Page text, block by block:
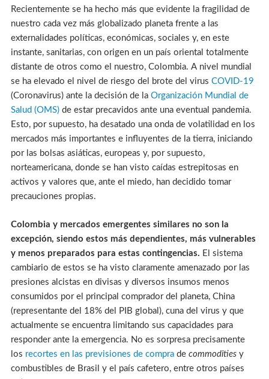
Recientemente se ha hecho más que evidente la fragilidad de
nuestro cada vez más globalizado planeta frente a las
externalidades políticas, económicas, sociales y, en este
instante, sanitarias, con origen en un país oriental totalmente
distante de otros como el nuestro, Colombia. A nivel mundial
se ha elevado el nivel de riesgo del brote del virus COVID-19
(Coronavirus) ante la decisión de la Organización Mundial de
Salud (OMS)de estar precavidos ante una eventual pandemia.
Esto, por supuesto, ha desatado una onda de volatilidad en los
mercados más importantes e influyentes de la tierra, iniciando
por las bolsas asiáticas, europeas y, por supuesto,
norteamericana, donde se han visto caídas estrepitosas en
activos y valores que, ante el miedo, han decidido tomar
precauciones propias.
Colombia y mercados emergentes similares no son la
excepción, siendo estos más dependientes, más vulnerables
y menos preparados para estas contingencias. El sistema
cambiario de estos se ha visto claramente amenazado por las
presiones alcistas en divisas y diversos insumos menos
consumidos por el principal comprador del planeta, China
(representante del 18% del PIB global), cuna del virus y que
actualmente se encuentra limitando sus capacidades para
responder ante la emergencia. No es sorpresa precisamente
los recortes en las previsiones de comprade commoditiesy
combustibles de Brasil y el país cafetero, entre otros países